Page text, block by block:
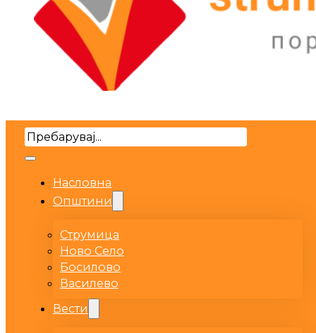
Search
Насловна
Општини
Струмица
Ново Село
Босилово
Василево
Вести